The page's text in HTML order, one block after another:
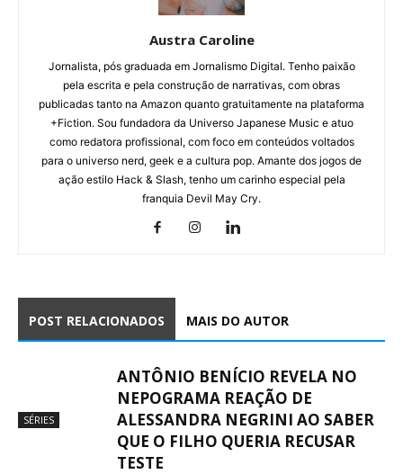
Austra Caroline
Jornalista, pós graduada em Jornalismo Digital. Tenho paixão
pela escrita e pela construção de narrativas, com obras
publicadas tanto na Amazon quanto gratuitamente na plataforma
+Fiction. Sou fundadora da Universo Japanese Music e atuo
como redatora profissional, com foco em conteúdos voltados
para o universo nerd, geek e a cultura pop. Amante dos jogos de
ação estilo Hack & Slash, tenho um carinho especial pela
franquia Devil May Cry.
POST RELACIONADOS MAIS DO AUTOR
SÉRIES
ANTÔNIO BENÍCIO REVELA NO
NEPOGRAMA REAÇÃO DE
ALESSANDRA NEGRINI AO SABER
QUE O FILHO QUERIA RECUSAR
TESTE